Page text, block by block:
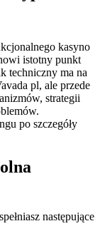
kasyno
istotny punkt
techniczny ma na
pl, ale przede
strategii
po szczegóły
następujące